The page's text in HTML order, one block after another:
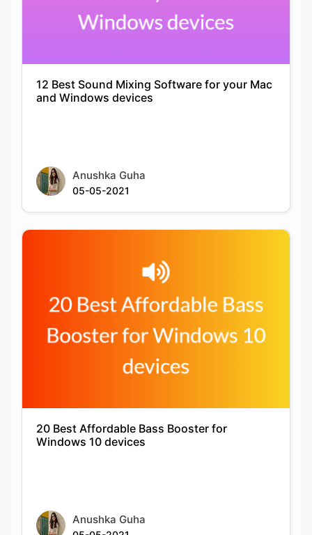
12 Best Sound Mixing Software for your Mac
20 Best Affordable Bass Booster for